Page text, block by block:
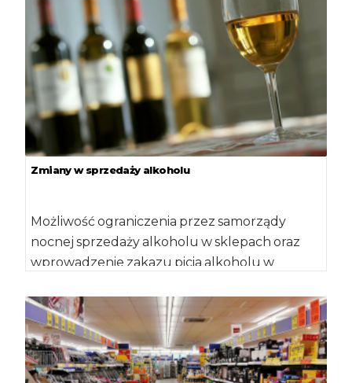
Zmiany w sprzedaży alkoholu
Możliwość ograniczenia przez samorządy
nocnej sprzedaży alkoholu w sklepach oraz
wprowadzenie zakazu picia alkoholu w